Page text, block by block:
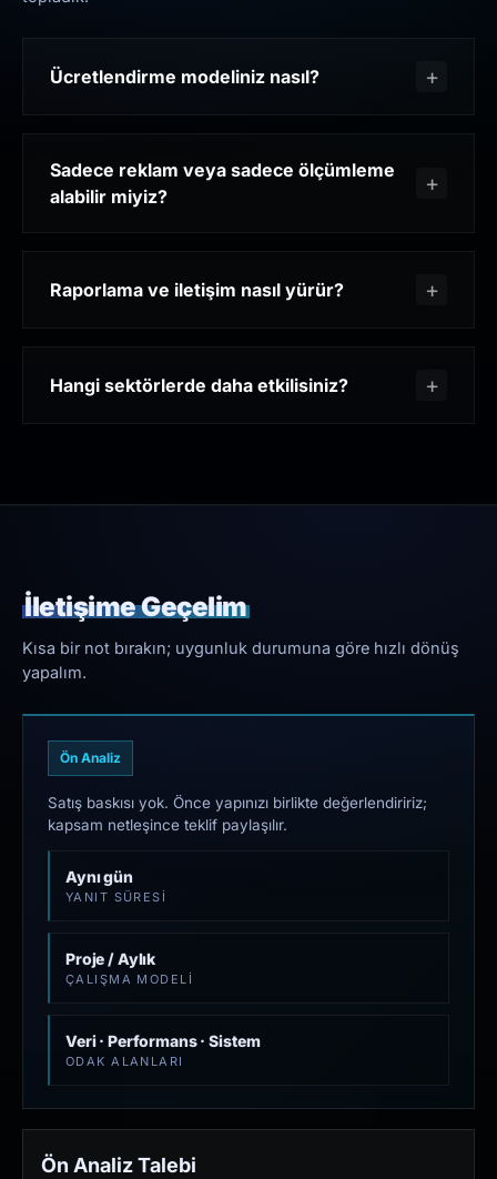
Ücretlendirme modeliniz nasıl?
Sadece reklam veya sadece ölçümleme
alabilir miyiz?
Raporlama ve iletişim nasıl yürür?
Hangi sektörlerde daha etkilisiniz?
İletişime Geçelim
Kısa bir not bırakın; uygunluk durumuna göre hızlı dönüş
yapalım.
Ön Analiz
Satış baskısı yok. Önce yapınızı birlikte değerlendiririz;
kapsam netleşince teklif paylaşılır.
Aynı gün
YANIT SÜRESI
Proje / Aylık
ÇALIŞMA MODELI
Veri · Performans · Sistem
ODAK ALANLARI
Ön Analiz Talebi